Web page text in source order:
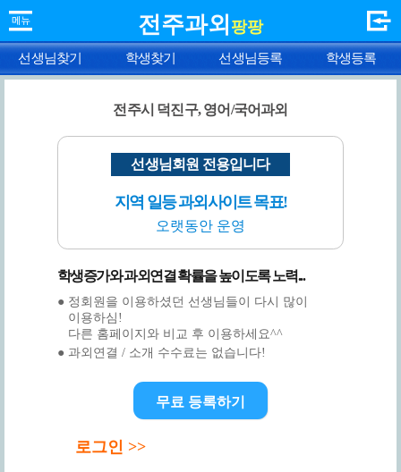
전주과외 팡팡
선생님찾기 학생찾기 선생님등록 학생등록
전주시 덕진구, 영어/국어과외
선생님회원 전용입니다
지역 일등 과외사이트 목표!
오랫동안 운영
학생증가와 과외연결 확률을 높이도록 노력...
● 정회원을 이용하셨던 선생님들이 다시 많이
이용하심!
다른 홈페이지와 비교 후 이용하세요^^
● 과외연결 / 소개 수수료는 없습니다!
무료 등록하기
로그인 >>